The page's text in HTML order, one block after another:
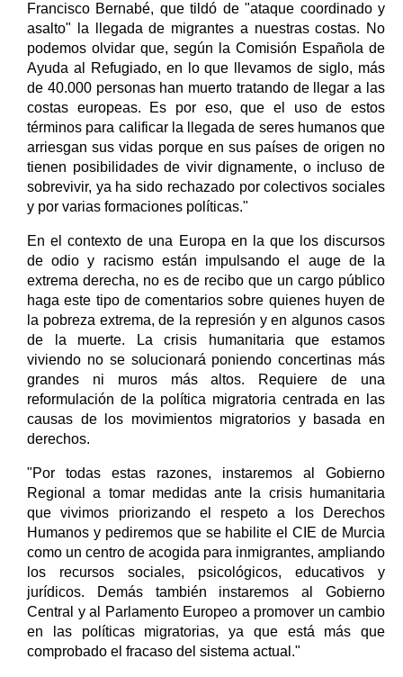
Francisco Bernabé, que tildó de "ataque coordinado y
asalto" la llegada de migrantes a nuestras costas. No
podemos olvidar que, según la Comisión Española de
Ayuda al Refugiado, en lo que llevamos de siglo, más
de 40.000 personas han muerto tratando de llegar a las
costas europeas. Es por eso, que el uso de estos
términos para calificar la llegada de seres humanos que
arriesgan sus vidas porque en sus países de origen no
tienen posibilidades de vivir dignamente, o incluso de
sobrevivir, ya ha sido rechazado por colectivos sociales
y por varias formaciones políticas."
En el contexto de una Europa en la que los discursos
de odio y racismo están impulsando el auge de la
extrema derecha, no es de recibo que un cargo público
haga este tipo de comentarios sobre quienes huyen de
la pobreza extrema, de la represión y en algunos casos
de la muerte. La crisis humanitaria que estamos
viviendo no se solucionará poniendo concertinas más
grandes ni muros más altos. Requiere de una
reformulación de la política migratoria centrada en las
causas de los movimientos migratorios y basada en
derechos.
"Por todas estas razones, instaremos al Gobierno
Regional a tomar medidas ante la crisis humanitaria
que vivimos priorizando el respeto a los Derechos
Humanos y pediremos que se habilite el CIE de Murcia
como un centro de acogida para inmigrantes, ampliando
los recursos sociales, psicológicos, educativos y
jurídicos. Demás también instaremos al Gobierno
Central y al Parlamento Europeo a promover un cambio
en las políticas migratorias, ya que está más que
comprobado el fracaso del sistema actual."